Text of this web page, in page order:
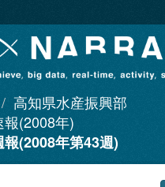
高知県水産振興部
(2008年)
(2008年第43週)